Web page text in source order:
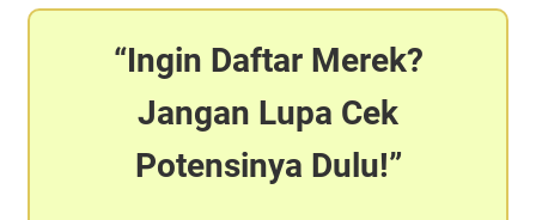
Ingin Daftar Merek?
Jangan Lupa Cek
Potensinya Dulu!